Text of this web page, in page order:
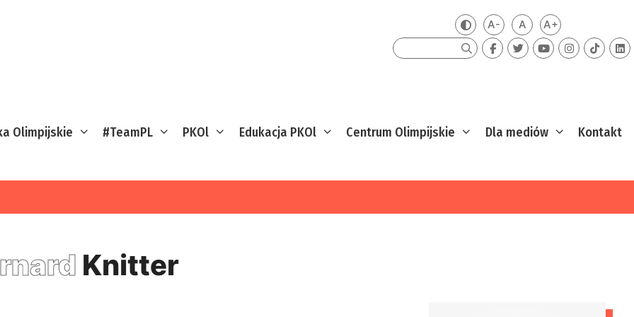
Zmień kontrast
A-Mniejsza czcionka
ADomyślna czcionka
A+Większa
Szukaj
Olimpijskie #TeamPL PKOl Edukacja PKOl Centrum Olimpijskie Dla mediów Kontakt
Knitter